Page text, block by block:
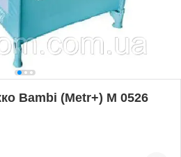
Bambi (Metr+) M 0526